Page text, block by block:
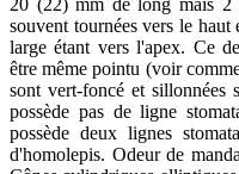
20 (22) mm de long mais 2
souvent tournées vers le
large étant vers l'apex. Ce
être même pointu (voir
sont vert-foncé et sillonnées
possède pas de ligne
possède deux lignes
d'homolepis. Odeur de